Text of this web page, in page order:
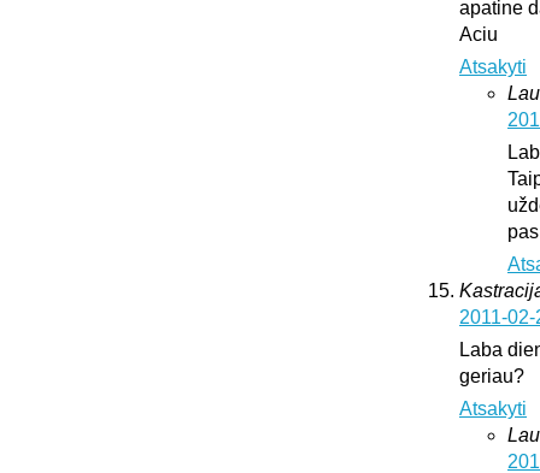
apatine
Aciu
Atsakyti
2011-
Laba
geriau?
Atsakyti